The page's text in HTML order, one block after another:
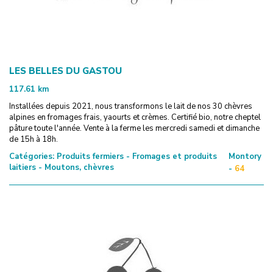
LES BELLES DU GASTOU
117.61 km
Installées depuis 2021, nous transformons le lait de nos 30 chèvres
alpines en fromages frais, yaourts et crèmes. Certifié bio, notre cheptel
pâture toute l'année. Vente à la ferme les mercredi samedi et dimanche
de 15h à 18h.
Catégories: Produits fermiers - Fromages et produits
laitiers - Moutons, chèvres
Montory
- 64